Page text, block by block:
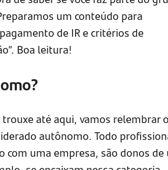
um conteúdo para
de IR e critérios de
Boa leitura!
até aqui, vamos relembrar
autônomo. Todo
com uma empresa, são donos de